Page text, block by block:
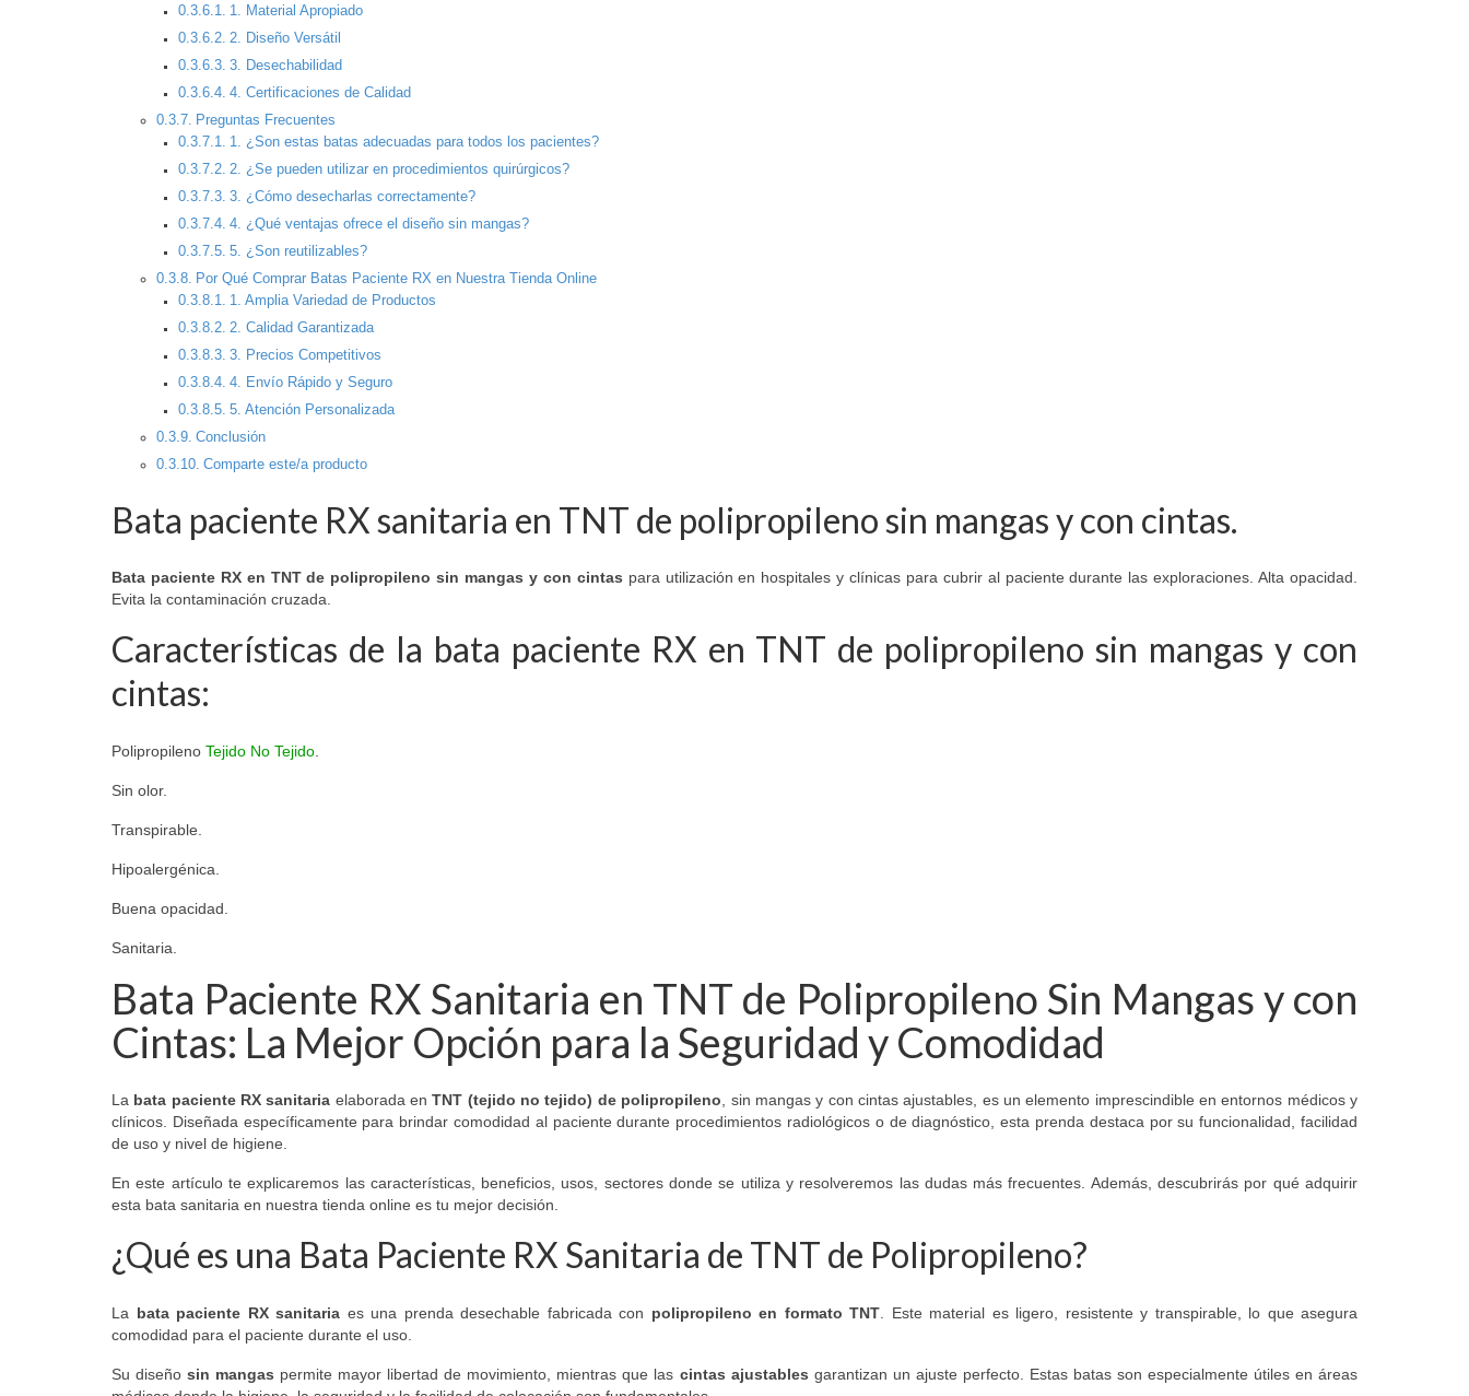
1. Material Apropiado
2. Diseño Versátil
3. Desechabilidad
4. Certificaciones de Calidad
Preguntas Frecuentes
1. ¿Son estas batas adecuadas para todos los pacientes?
2. ¿Se pueden utilizar en procedimientos quirúrgicos?
3. ¿Cómo desecharlas correctamente?
4. ¿Qué ventajas ofrece el diseño sin mangas?
5. ¿Son reutilizables?
Por Qué Comprar Batas Paciente RX en Nuestra Tienda Online
1. Amplia Variedad de Productos
2. Calidad Garantizada
3. Precios Competitivos
4. Envío Rápido y Seguro
5. Atención Personalizada
Conclusión
Comparte este/a producto
Bata paciente RX sanitaria en TNT de polipropileno sin mangas y con cintas.
Bata paciente RX en TNT de polipropileno sin mangas y con cintas para utilización en hospitales y clínicas para cubrir al paciente durante las exploraciones. Alta opacidad.
Evita la contaminación cruzada.
Características de la bata paciente RX en TNT de polipropileno sin mangas y con
cintas:
Polipropileno Tejido No Tejido
Sin olor.
Transpirable.
Hipoalergénica.
Buena opacidad.
Sanitaria.
Bata Paciente RX Sanitaria en TNT de Polipropileno Sin Mangas y con
Cintas: La Mejor Opción para la Seguridad y Comodidad
La bata paciente RX sanitaria elaborada enTNT (tejido no tejido) de polipropileno , sin mangas y con cintas ajustables, es un elemento imprescindible en entornos médicos y
clínicos. Diseñada específicamente para brindar comodidad al paciente durante procedimientos radiológicos o de diagnóstico, esta prenda destaca por su funcionalidad, facilidad
de uso y nivel de higiene.
En este artículo te explicaremos las características, beneficios, usos, sectores donde se utiliza y resolveremos las dudas más frecuentes. Además, descubrirás por qué adquirir
esta bata sanitaria en nuestra tienda online es tu mejor decisión.
¿Qué es una Bata Paciente RX Sanitaria de TNT de Polipropileno?
La bata paciente RX sanitaria es una prenda desechable fabricada con polipropileno en formato TNT . Este material es ligero, resistente y transpirable, lo que asegura
comodidad para el paciente durante el uso.
Su diseñosin mangas permite mayor libertad de movimiento, mientras que las cintas ajustables garantizan un ajuste perfecto. Estas batas son especialmente útiles en áreas